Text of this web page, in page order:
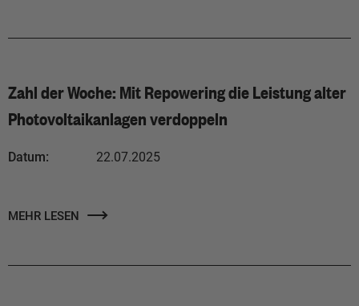
Zahl der Woche: Mit Repowering die Leistung alter
Photovoltaikanlagen verdoppeln
Datum: 22.07.2025
MEHR LESEN